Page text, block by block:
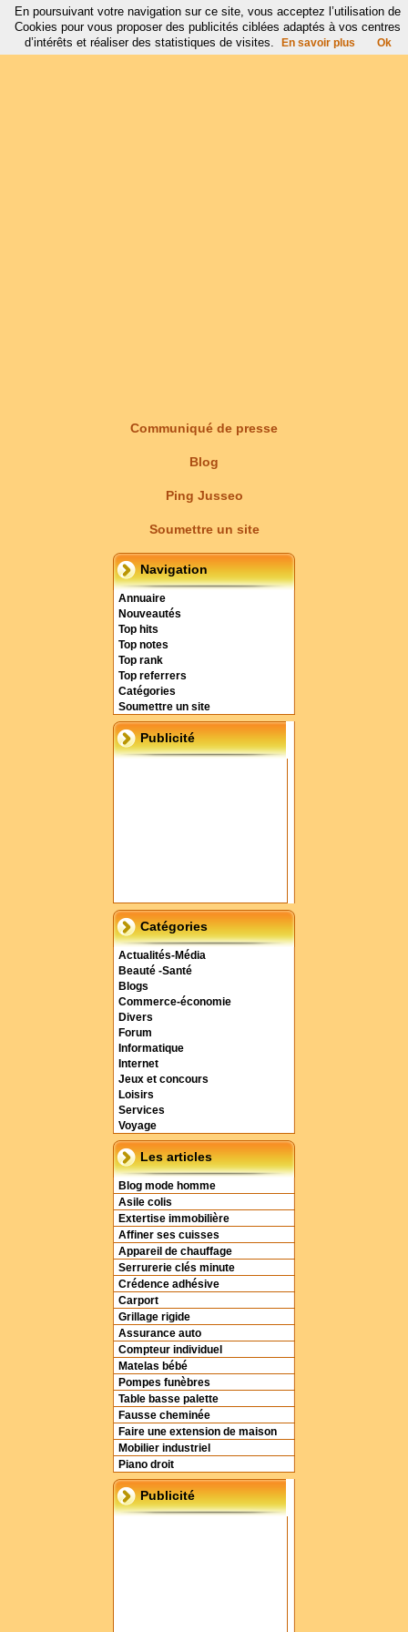
Communiqué de presse
Blog
Ping Jusseo
Soumettre un site
Navigation
Annuaire
Nouveautés
Top hits
Top notes
Top rank
Top referrers
Catégories
Soumettre un site
Publicité
Catégories
Actualités-Média
Beauté -Santé
Blogs
Commerce-économie
Divers
Forum
Informatique
Internet
Jeux et concours
Loisirs
Services
Voyage
Les articles
Blog mode homme
Asile colis
Extertise immobilière
Affiner ses cuisses
Appareil de chauffage
Serrurerie clés minute
Crédence adhésive
Carport
Grillage rigide
Assurance auto
Compteur individuel
Matelas bébé
Pompes funèbres
Table basse palette
Fausse cheminée
Faire une extension de maison
Mobilier industriel
Piano droit
Publicité
En poursuivant votre navigation sur ce site, vous acceptez l’utilisation de
Cookies pour vous proposer des publicités ciblées adaptés à vos centres
d’intérêts et réaliser des statistiques de visites.
En savoir plus Ok